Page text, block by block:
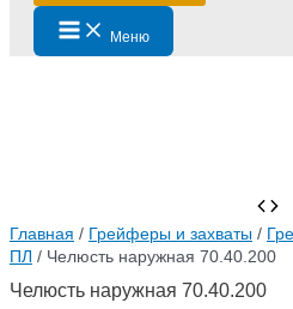
Main
Menu Меню
Главная / Грейферы и захваты /
ПЛ / Челюсть наружная 70.40.200
Челюсть наружная 70.40.200